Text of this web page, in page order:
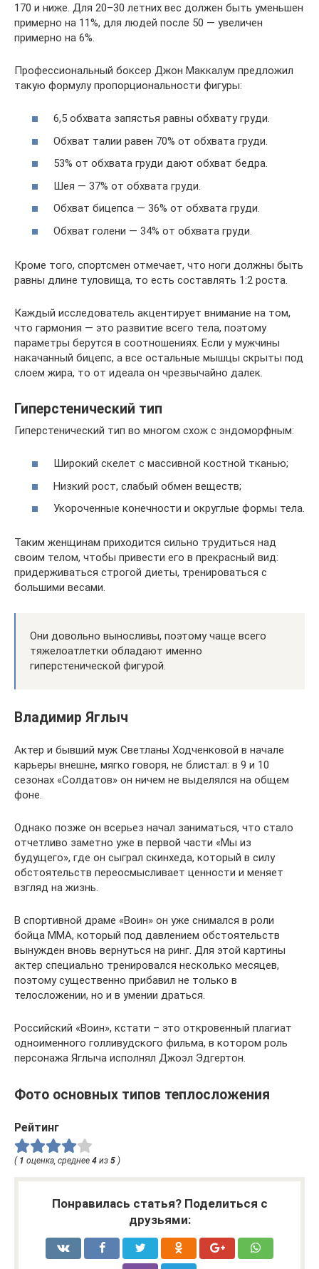
170 и ниже. Для 20–30 летних вес должен быть уменьшен
примерно на 11%, для людей после 50 — увеличен
примерно на 6%.
Профессиональный боксер Джон Маккалум предложил
такую формулу пропорциональности фигуры:
6,5 обхвата запястья равны обхвату груди.
Обхват талии равен 70% от обхвата груди.
53% от обхвата груди дают обхват бедра.
Шея — 37% от обхвата груди.
Обхват бицепса — 36% от обхвата груди.
Обхват голени — 34% от обхвата груди.
Кроме того, спортсмен отмечает, что ноги должны быть
равны длине туловища, то есть составлять 1:2 роста.
Каждый исследователь акцентирует внимание на том,
что гармония — это развитие всего тела, поэтому
параметры берутся в соотношениях. Если у мужчины
накачанный бицепс, а все остальные мышцы скрыты под
слоем жира, то от идеала он чрезвычайно далек.
Гиперстенический тип
Гиперстенический тип во многом схож с эндоморфным:
Широкий скелет с массивной костной тканью;
Низкий рост, слабый обмен веществ;
Укороченные конечности и округлые формы тела.
Таким женщинам приходится сильно трудиться над
своим телом, чтобы привести его в прекрасный вид:
придерживаться строгой диеты, тренироваться с
большими весами.
Они довольно выносливы, поэтому чаще всего
тяжелоатлетки обладают именно
гиперстенической фигурой.
Владимир Яглыч
Актер и бывший муж Светланы Ходченковой в начале
карьеры внешне, мягко говоря, не блистал: в 9 и 10
сезонах «Солдатов» он ничем не выделялся на общем
фоне.
Однако позже он всерьез начал заниматься, что стало
отчетливо заметно уже в первой части «Мы из
будущего», где он сыграл скинхеда, который в силу
обстоятельств переосмысливает ценности и меняет
взгляд на жизнь.
В спортивной драме «Воин» он уже снимался в роли
бойца MMA, который под давлением обстоятельств
вынужден вновь вернуться на ринг. Для этой картины
актер специально тренировался несколько месяцев,
поэтому существенно прибавил не только в
телосложении, но и в умении драться.
Российский «Воин», кстати – это откровенный плагиат
одноименного голливудского фильма, в котором роль
персонажа Яглыча исполнял Джоэл Эдгертон.
Фото основных типов теплосложения
Рейтинг
( 1 оценка, среднее 4 из 5 )
Понравилась статья? Поделиться с
друзьями: